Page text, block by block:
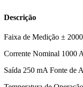
Descrição
Faixa de Medição ±
Corrente Nominal 1000 A
Saída 250 mA Fonte